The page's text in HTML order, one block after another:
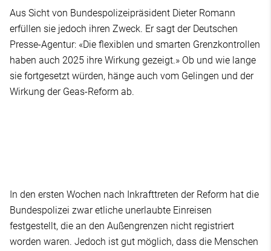
Aus Sicht von Bundespolizeipräsident Dieter Romann
erfüllen sie jedoch ihren Zweck. Er sagt der Deutschen
Presse-Agentur: «Die flexiblen und smarten Grenzkontrollen
haben auch 2025 ihre Wirkung gezeigt.» Ob und wie lange
sie fortgesetzt würden, hänge auch vom Gelingen und der
Wirkung der Geas-Reform ab.
In den ersten Wochen nach Inkrafttreten der Reform hat die
Bundespolizei zwar etliche unerlaubte Einreisen
festgestellt, die an den Außengrenzen nicht registriert
worden waren. Jedoch ist gut möglich, dass die Menschen